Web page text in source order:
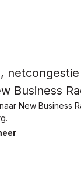
Business
New Business